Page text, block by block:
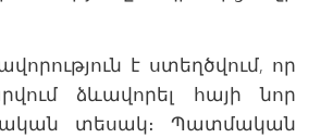
է ստեղծվում, որ
ձևավորել հայի նոր
տեսակ։ Պատմական